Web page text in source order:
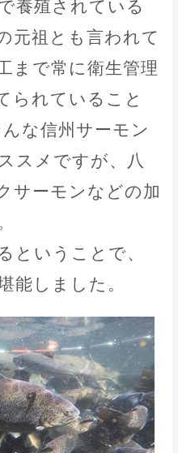
養殖されている
元祖とも言われて
まで常に衛生管理
られていること
な信州サーモン
スメですが、八
サーモンなどの加
ということで、
能しました。